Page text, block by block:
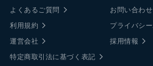
よくあるご質問
お問い合わせ
利用規約
プライバシ
運営会社
採用情報
特定商取引法に基づく表記